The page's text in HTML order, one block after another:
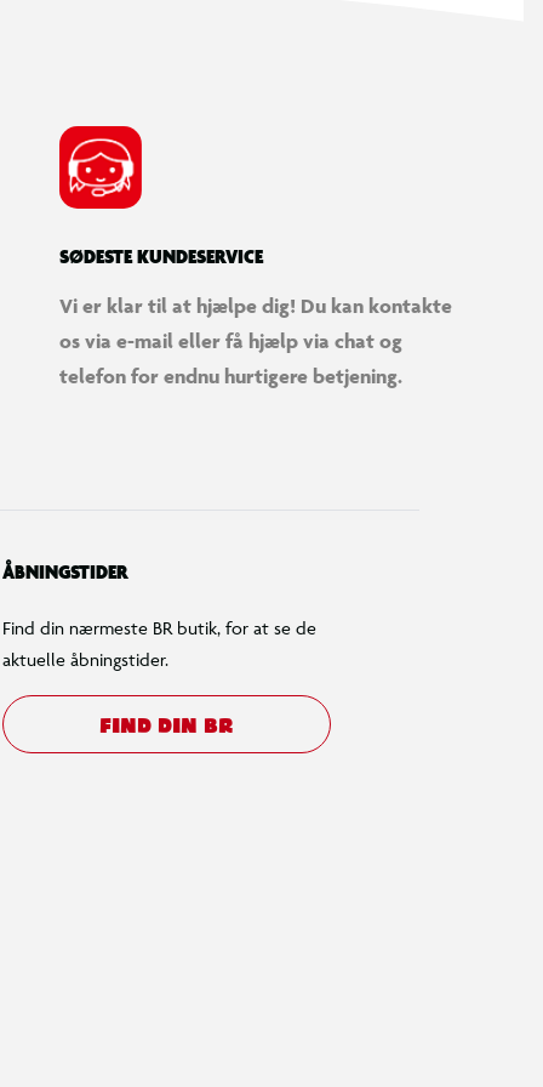
SØDESTE KUNDESERVICE
Vi er klar til at hjælpe dig! Du kan kontakte
os via e-mail eller få hjælp via chat og
telefon for endnu hurtigere betjening.
ÅBNINGSTIDER
Find din nærmeste BR butik, for at se de
aktuelle åbningstider.
FIND DIN BR